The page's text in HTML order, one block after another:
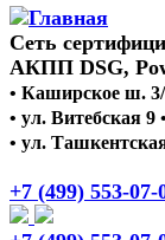
Сеть
АКПП DSG,
• Каширское ш. 3/
• ул. Витебская 9
• ул.
+7 (499) 553-07-